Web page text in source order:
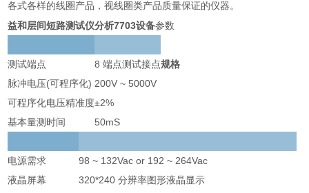
各式各样的线圈产品，视线圈类产品质量保证的仪器。
益和层间短路测试仪分析7703设备参数
测试端点
8 端点测试接点
脉冲电压(可程序化) 200V ~ 5000V
可程序化电压精准度±2%
基本量测时间
50mS
规格
电源需求
98 ~ 132Vac or 192 ~ 264Vac
液晶屏幕
320*240 分辨率图形液晶显示